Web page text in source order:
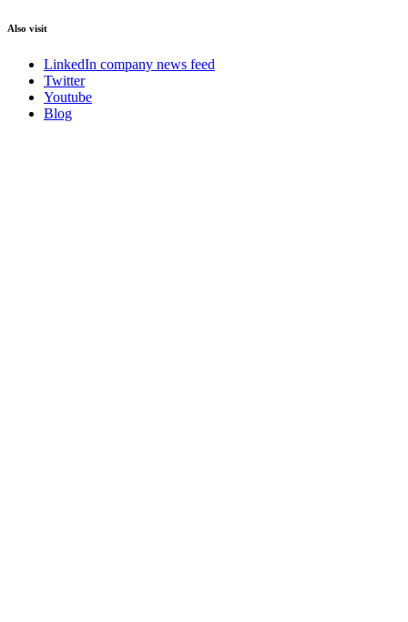
Also visit
LinkedIn company news feed
Twitter
Youtube
Blog